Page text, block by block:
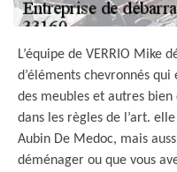
L’équipe de VERRIO Mike
d’éléments chevronnés
des meubles et autres bien
dans les règles de l’art.
Aubin De Medoc, mais
déménager ou que vous